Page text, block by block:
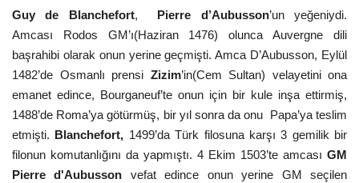
Guy de Blanchefort, Pierre d’Aubusson’un yeğeniydi.
Amcası Rodos GM’ı(Haziran 1476) olunca Auvergne dili
başrahibi olarak onun yerine geçmişti. Amca D’Aubusson, Eylül
1482’de Osmanlı prensi Zizim’in(Cem Sultan) velayetini ona
emanet edince, Bourganeuf’te onun için bir kule inşa ettirmiş,
1488’de Roma’ya götürmüş, bir yıl sonra da onu Papa’ya teslim
etmişti. Blanchefort, 1499’da Türk filosuna karşı 3 gemilik bir
filonun komutanlığını da yapmıştı. 4 Ekim 1503’te amcası GM
Pierre d'Aubusson vefat edince onun yerine GM seçilen